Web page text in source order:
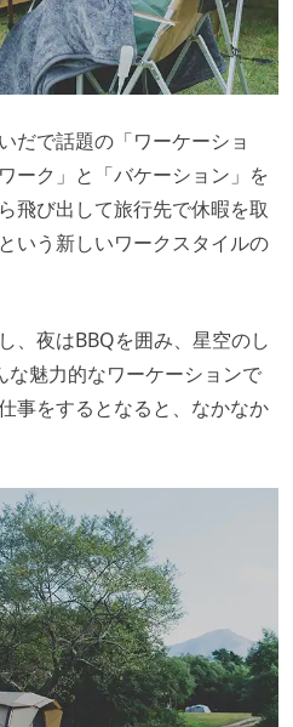
だで話題の「ワーケーショ
ーク」と「バケーション」を
飛び出して旅行先で休暇を取
いう新しいワークスタイルの
、夜はBBQを囲み、星空のし
魅力的なワーケーションで
事をするとなると、なかなか